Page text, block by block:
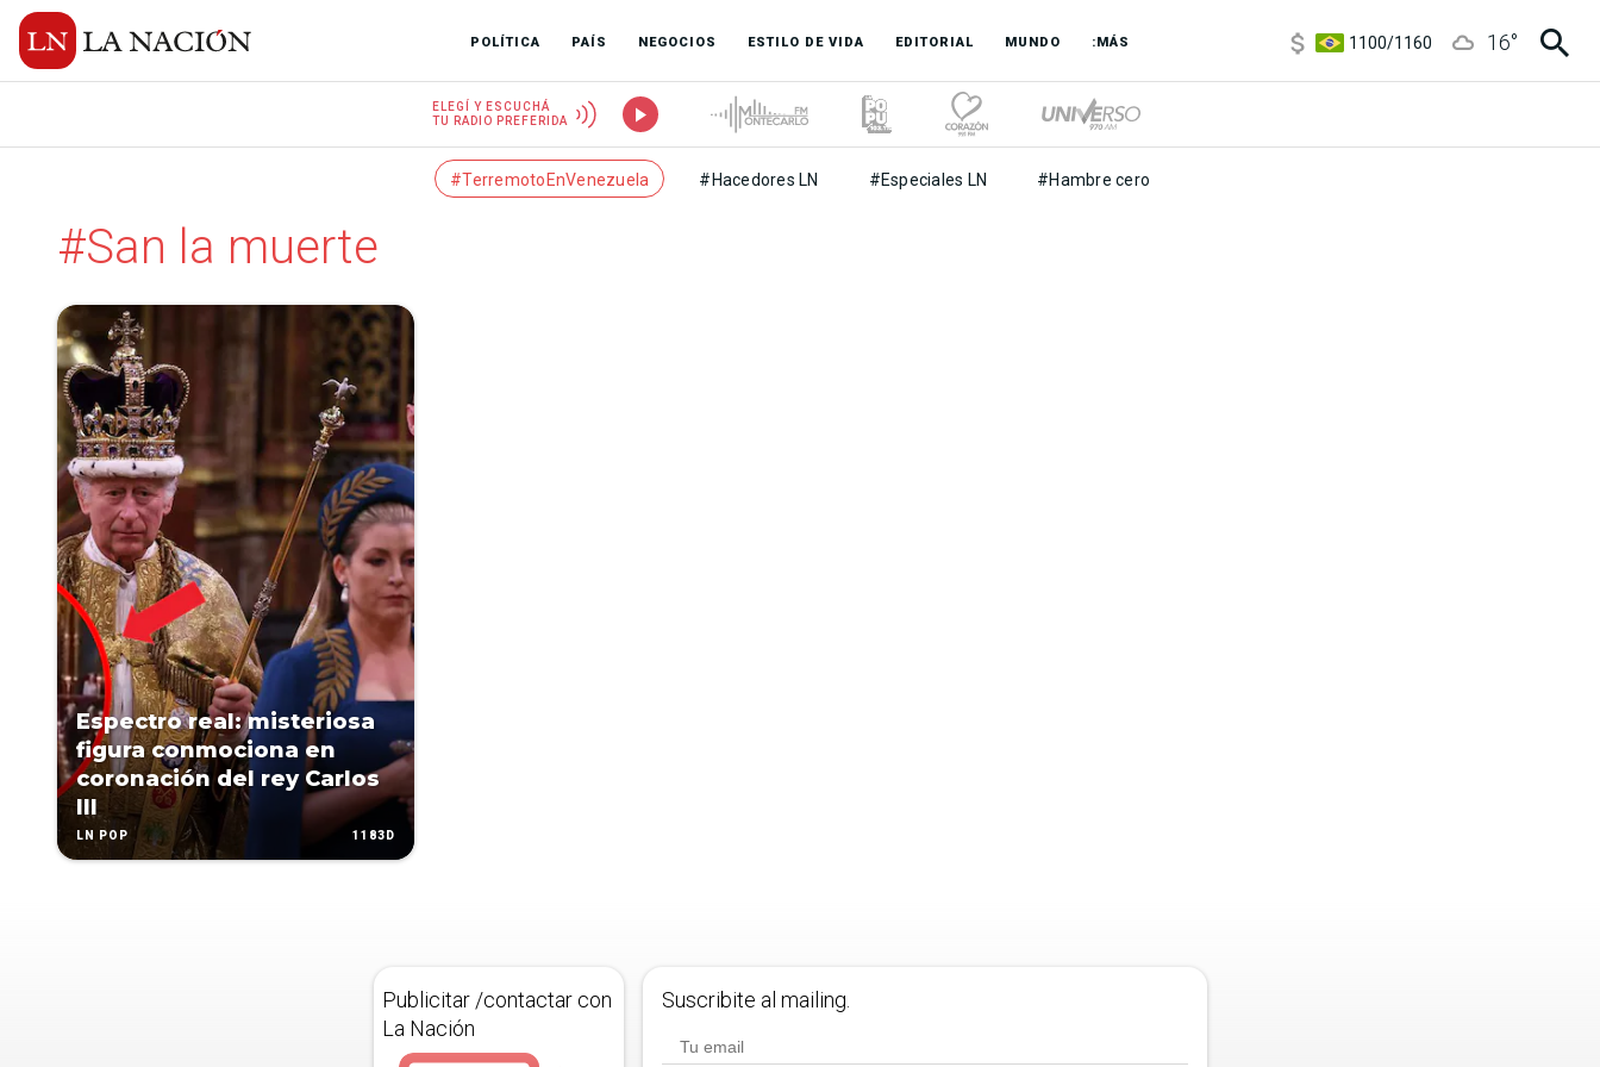
POLÍTICA PAÍS NEGOCIOS ESTILO DE VIDA EDITORIAL MUNDO :MÁS
1100/1160
16°
ELEGÍ Y ESCUCHÁ
TU RADIO PREFERIDA
#TerremotoEnVenezuela #Hacedores LN #Especiales LN #Hambre cero
#San la muerte
Espectro real: misteriosa
figura conmociona en
coronación del rey Carlos
III
LN POP 1183D
Publicitar /contactar con
La Nación
Suscribite al mailing.